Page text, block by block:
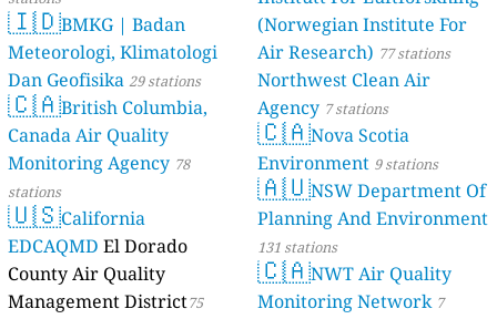
🇮🇩BMKG | Badan
Meteorologi, Klimatologi
Dan Geofisika 29 stations
🇨🇦British Columbia,
Canada Air Quality
Monitoring Agency 78
stations
🇺🇸California
EDCAQMD El Dorado
County Air Quality
Management District75
(Norwegian Institute For
Air Research) 77 stations
Northwest Clean Air
Agency 7 stations
🇨🇦Nova Scotia
Environment 9 stations
🇦🇺NSW Department Of
Planning And Environment
131 stations
🇨🇦NWT Air Quality
Monitoring Network 7